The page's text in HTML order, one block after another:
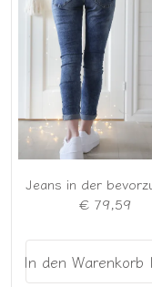
€ 79,59
In den Warenkorb